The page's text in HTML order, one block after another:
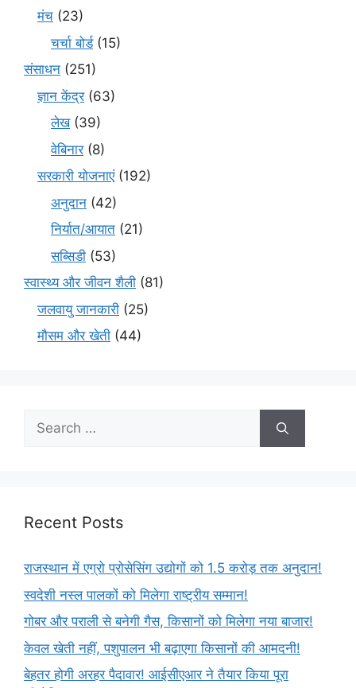
मंच (23)
चर्चा बोर्ड(15)
संसाधन (251)
ज्ञान केंद्र(63)
लेख(39)
वेबिनार(8)
सरकारी योजनाएं(192)
अनुदान (42)
निर्यात/आयात (21)
सब्सिडी (53)
स्वास्थ्य और जीवन शैली (81)
जलवायु जानकारी (25)
मौसम और खेती (44)
Recent Posts
राजस्थान में एग्रो प्रोसेसिंग उद्योगों को 1.5 करोड़ तक अनुदान!
स्वदेशी नस्ल पालकों को मिलेगा राष्ट्रीय सम्मान!
गोबर और पराली से बनेगी गैस, किसानों को मिलेगा नया बाजार!
केवल खेती नहीं, पशुपालन भी बढ़ाएगा किसानों की आमदनी!
बेहतर होगी अरहर पैदावार! आईसीएआर ने तैयार किया पूरा